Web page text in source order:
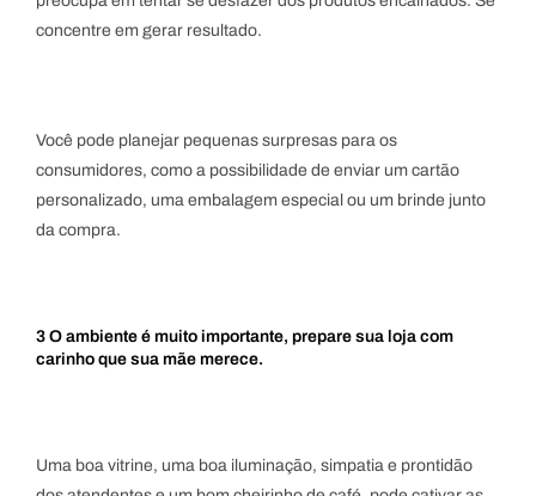
concentre em gerar resultado.
Você pode planejar pequenas surpresas para os
consumidores, como a possibilidade de enviar um cartão
personalizado, uma embalagem especial ou um brinde junto
da compra.
3 O ambiente é muito importante, prepare sua loja com
carinho que sua mãe merece.
Uma boa vitrine, uma boa iluminação, simpatia e prontidão